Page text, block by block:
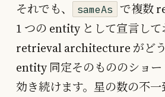
それでも、 sameAs で複数
1 つの entity として宣言して
retrieval architecture がどう
entity 同定そのもののショー
効き続けます。星の数の不